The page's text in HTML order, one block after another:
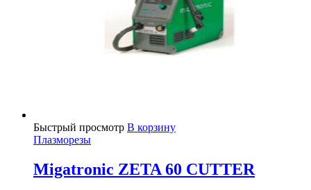
Быстрый просмотр В корзину
Плазморезы
Migatronic ZETA 60 CUTTER